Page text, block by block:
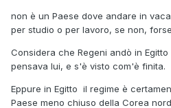
non è un Paese dove andare in
per studio o per lavoro, se non,
Considera che Regeni andò in
pensava lui, e s'è visto com'è finita.
Eppure in Egitto il regime è
Paese meno chiuso della Corea